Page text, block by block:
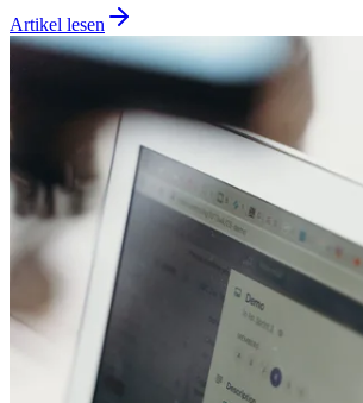
Artikel lesen